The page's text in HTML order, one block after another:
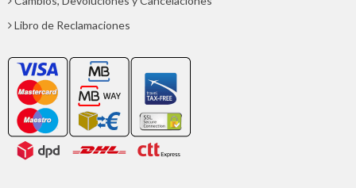
Libro de Reclamaciones